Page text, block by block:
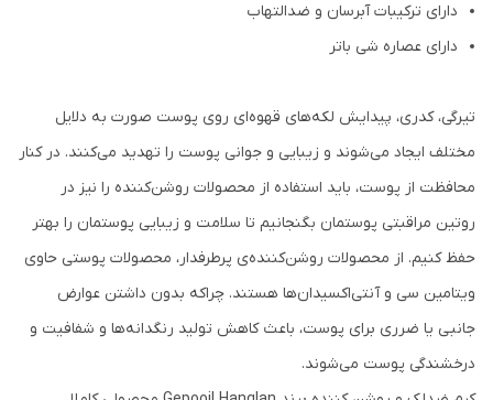
دارای ترکیبات آبرسان و ضدالتهاب
دارای عصاره شی باتر
تیرگی، کدری، پیدایش لکه‌های قهوه‌ای روی پوست صورت به دلایل
مختلف ایجاد می‌شوند و زیبایی و جوانی پوست را تهدید می‌کنند. در کنار
محافظت از پوست، باید استفاده از محصولات روشن‌کننده را نیز در
روتین مراقبتی پوستمان بگنجانیم تا سلامت و زیبایی پوستمان را بهتر
حفظ کنیم. از محصولات روشن‌کننده‌ی پرطرفدار، محصولات پوستی حاوی
ویتامین سی و آنتی‌اکسیدان‌ها هستند. چراکه بدون داشتن عوارض
جانبی یا ضرری برای پوست، باعث کاهش تولید رنگدانه‌ها و شفافیت و
درخشندگی پوست می‌شوند.